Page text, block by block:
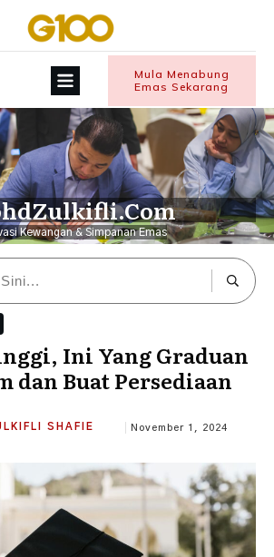
Mula Menabung
Emas Sekarang
Kewangan & Simpanan Emas
Ini Yang Graduan
dan Buat Persediaan
SHAFIE November 1, 2024